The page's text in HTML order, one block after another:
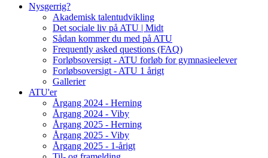
Nysgerrig?
Akademisk talentudvikling
Det sociale liv på ATU | Midt
Sådan kommer du med på ATU
Frequently asked questions (FAQ)
Forløbsoversigt - ATU forløb for gymnasieelever
Forløbsoversigt - ATU 1 årigt
Gallerier
ATU'er
Årgang 2024 - Herning
Årgang 2024 - Viby
Årgang 2025 - Herning
Årgang 2025 - Viby
Årgang 2025 - 1-årigt